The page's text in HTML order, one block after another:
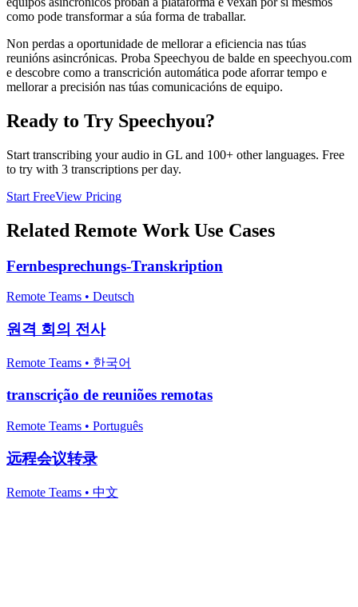
como pode transformar a súa forma de traballar.
Non perdas a oportunidade de mellorar a eficiencia nas túas
reunións asincrónicas. Proba Speechyou de balde en speechyou.com
e descobre como a transcrición automática pode aforrar tempo e
mellorar a precisión nas túas comunicacións de equipo.
Ready to Try Speechyou?
Start transcribing your audio in GL and 100+ other languages. Free
to try with 3 transcriptions per day.
Start FreeView Pricing
Related Remote Work Use Cases
Fernbesprechungs-Transkription
Remote Teams • Deutsch
원격 회의 전사
Remote Teams • 한국어
transcrição de reuniões remotas
Remote Teams • Português
远程会议转录
Remote Teams • 中文